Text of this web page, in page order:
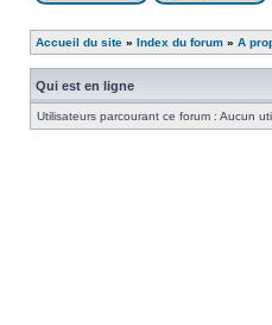
Accueil du site » Index du forum » A
Qui est en ligne
Utilisateurs parcourant ce forum : Aucun